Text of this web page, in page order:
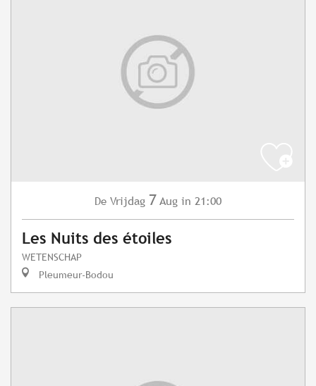
De Vrijdag 7 Aug in 21:00
Les Nuits des étoiles
WETENSCHAP
Pleumeur-Bodou